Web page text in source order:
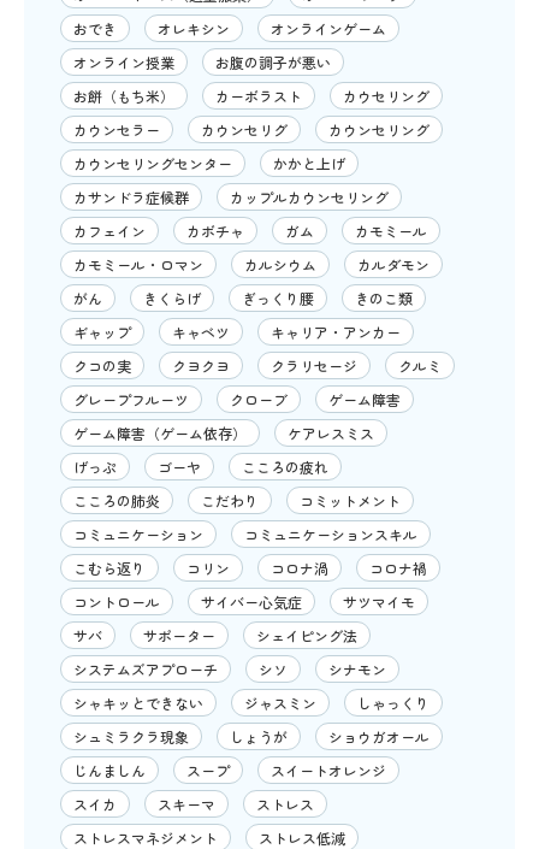
おでき
オレキシン
オンラインゲーム
オンライン授業
お腹の調子が悪い
お餅（もち米）
カーボラスト
カウセリング
カウンセラー
カウンセリグ
カウンセリング
カウンセリングセンター
かかと上げ
カサンドラ症候群
カップルカウンセリング
カフェイン
カボチャ ガム
カモミール
カモミール・ロマン
カルシウム
カルダモン
がん
きくらげ ぎっくり腰
きのこ類
ギャップ
キャベツ
キャリア・アンカー
クコの実
クヨクヨ クラリセージ
クルミ
グレープフルーツ
クローブ
ゲーム障害
ゲーム障害（ゲーム依存）
ケアレスミス
げっぷ
ゴーヤ
こころの疲れ
こころの肺炎
こだわり
コミットメント
コミュニケーション
コミュニケーションスキル
こむら返り
コリン コロナ渦
コロナ禍
コントロール
サイバー心気症
サツマイモ
サバ
サポーター
シェイピング法
システムズアプローチ
シソ
シナモン
シャキッとできない
ジャスミン
しゃっくり
シュミラクラ現象
しょうが
ショウガオール
じんましん
スープ
スイートオレンジ
スイカ
スキーマ
ストレス
ストレスマネジメント
ストレス低減